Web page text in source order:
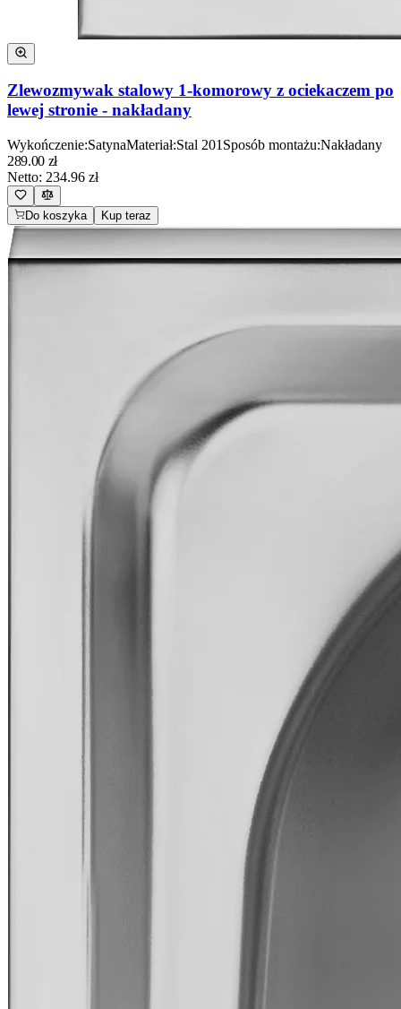
Zlewozmywak stalowy 1-komorowy z ociekaczem po
lewej stronie - nakładany
Wykończenie:SatynaMateriał:Stal 201 Sposób montażu:Nakładany
289.00 zł
Netto: 234.96 zł
Do koszyka Kup teraz